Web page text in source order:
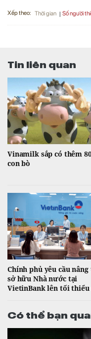
Xếp theo: Thời gian Số người
Tin liên quan
Vinamilk sắp có thêm
con bò
Chính phủ yêu cầu
sở hữu Nhà nước tại
VietinBank lên tối thiểu
Có thể bạn